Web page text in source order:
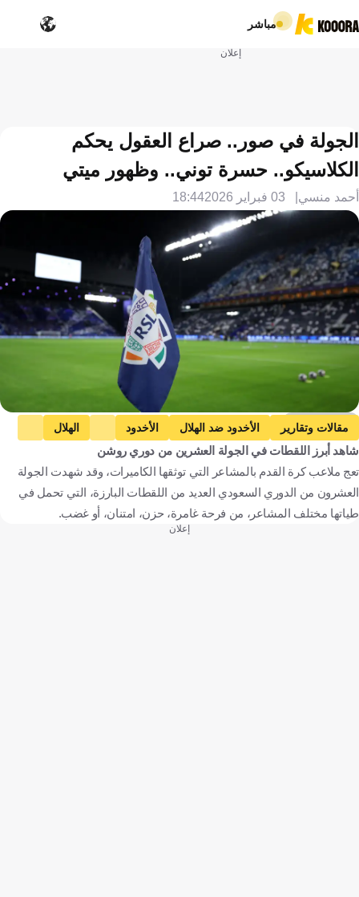
مباشر
إعلان
الجولة في صور.. صراع العقول يحكم
الكلاسيكو.. حسرة توني.. وظهور ميتي
أحمد منسي 03 فبراير 2026 18:44
Getty Images
مقالات وتقارير الأخدود ضد الهلال الأخدود
الهلال
دوري روشن السعودي
النصر ضد الاتحاد
النصر
الاتحاد
الأهلي ضد الحزم الأهلي
الحزم
شاهد أبرز اللقطات في الجولة العشرين من دوري روشن
تعج ملاعب كرة القدم بالمشاعر التي توثقها الكاميرات، وقد شهدت الجولة
العشرون من الدوري السعودي العديد من اللقطات البارزة، التي تحمل في
طياتها مختلف المشاعر، من فرحة غامرة، حزن، امتنان، أو غضب.
إعلان